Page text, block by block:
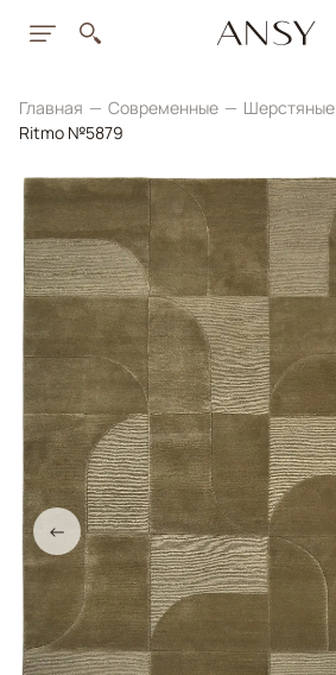
Главная Современные Шерстяные
Ritmo №5879
←